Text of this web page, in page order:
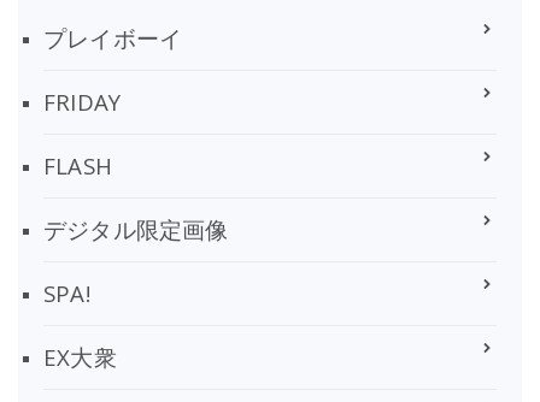
プレイボーイ
FRIDAY
FLASH
デジタル限定画像
SPA!
EX大衆